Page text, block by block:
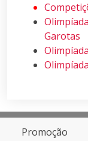
Garotas
Promoção